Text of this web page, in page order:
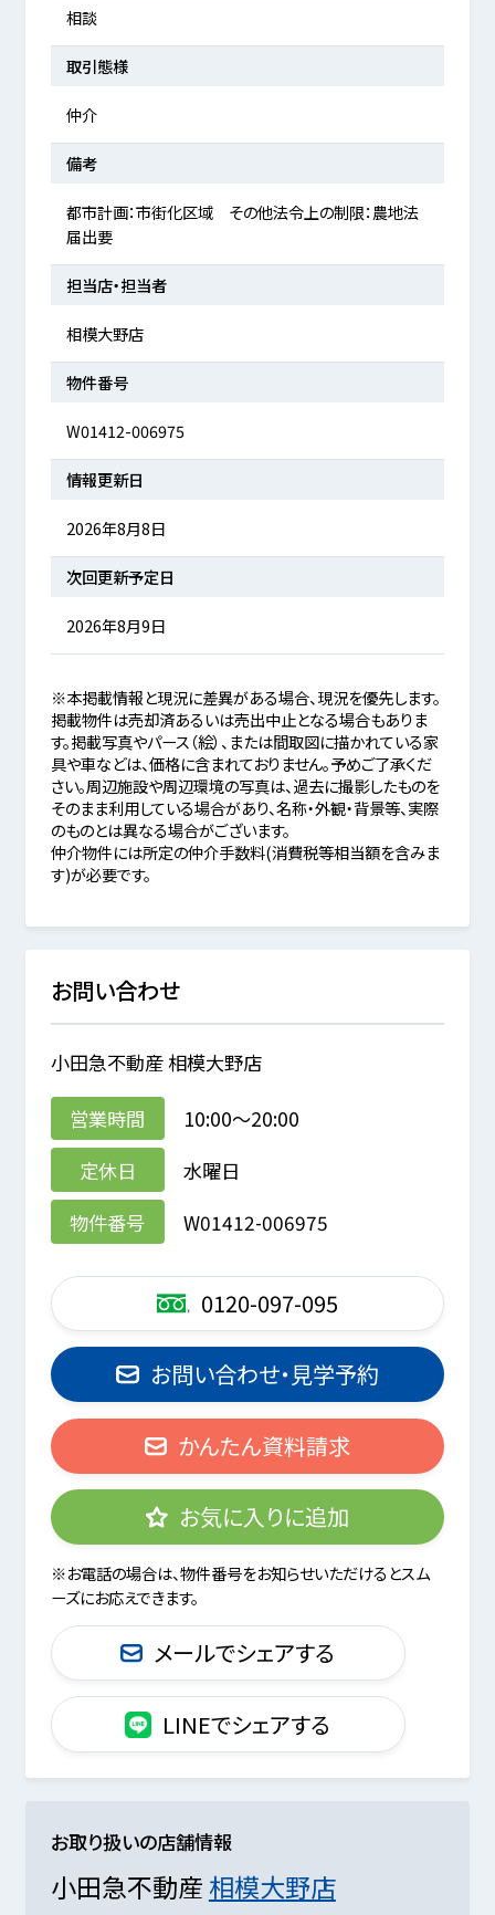
相談
取引態様
仲介
備考
都市計画：市街化区域 その他法令上の制限：農地法
届出要
担当店・担当者
相模大野店
物件番号
W01412-006975
情報更新日
2026年8月8日
次回更新予定日
2026年8月9日
※本掲載情報と現況に差異がある場合、現況を優先します。
掲載物件は売却済あるいは売出中止となる場合もありま
す。掲載写真やパース（絵）、または間取図に描かれている家
具や車などは、価格に含まれておりません。予めご了承くだ
さい。周辺施設や周辺環境の写真は、過去に撮影したものを
そのまま利用している場合があり、名称・外観・背景等、実際
のものとは異なる場合がございます。
仲介物件には所定の仲介手数料(消費税等相当額を含みま
す)が必要です。
お問い合わせ
小田急不動産 相模大野店
営業時間
10:00～20:00
定休日
水曜日
物件番号
W01412-006975
0120-097-095
お問い合わせ・見学予約
かんたん資料請求
お気に入りに追加
※お電話の場合は、物件番号をお知らせいただけるとスム
ーズにお応えできます。
メールでシェアする
LINEでシェアする
お取り扱いの店舗情報
小田急不動産 相模大野店